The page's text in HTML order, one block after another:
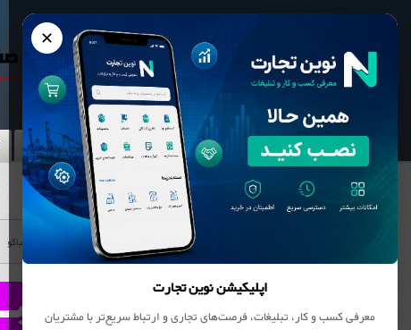
✕
اپلیکیشن نوین تجارت
معرفی کسب و کار، تبلیغات، فرصت‌های تجاری و ارتباط سریع‌تر با مشتریان
نوین تجارت بانک مشاغل محصولات
نیازمندیها توتون و تنباکو